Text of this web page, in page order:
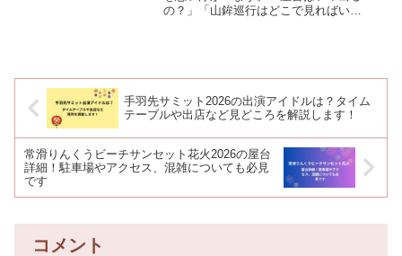
の？」「山鉾巡行はどこで見ればい
手羽先サミット2026の出演アイドルは？タイム
テーブルや出店など見どころを解説します！
常滑りんくうビーチサンセット花火2026の屋台
詳細！駐車場やアクセス、混雑についても必見
です
コメント